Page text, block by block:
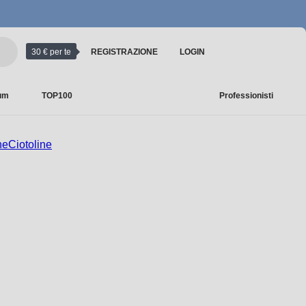
30 € per te REGISTRAZIONE LOGIN
TOP100 Professionisti
Ciotoline